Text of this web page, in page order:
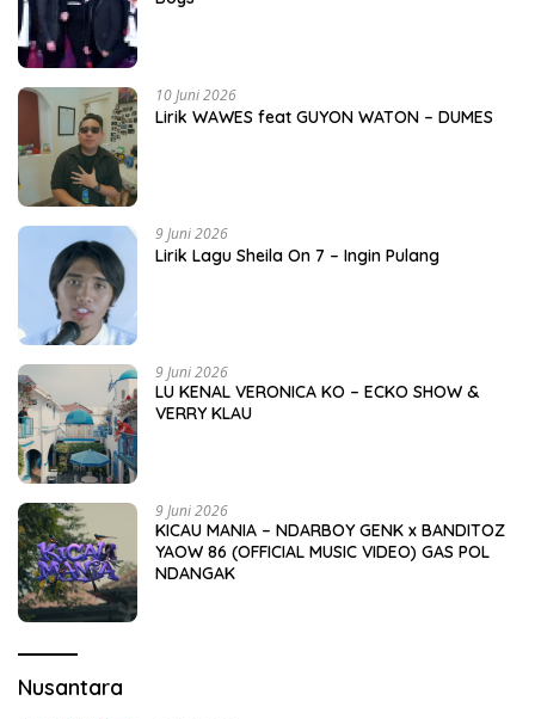
10 Juni 2026
Lirik WAWES feat GUYON WATON – DUMES
9 Juni 2026
Lirik Lagu Sheila On 7 – Ingin Pulang
9 Juni 2026
LU KENAL VERONICA KO – ECKO SHOW &
VERRY KLAU
9 Juni 2026
KICAU MANIA – NDARBOY GENK x BANDITOZ
YAOW 86 (OFFICIAL MUSIC VIDEO) GAS POL
NDANGAK
Nusantara